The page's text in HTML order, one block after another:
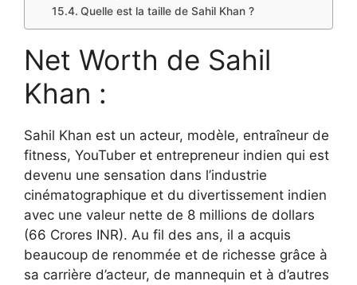
Quelle est la taille de Sahil Khan ?
Net Worth de Sahil
Khan :
Sahil Khan est un acteur, modèle, entraîneur de
fitness, YouTuber et entrepreneur indien qui est
devenu une sensation dans l’industrie
cinématographique et du divertissement indien
avec une valeur nette de 8 millions de dollars
(66 Crores INR). Au fil des ans, il a acquis
beaucoup de renommée et de richesse grâce à
sa carrière d’acteur, de mannequin et à d’autres